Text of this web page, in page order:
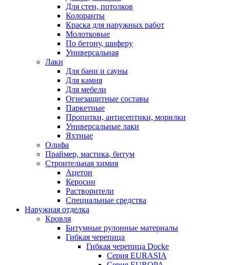
Для стен, потолков
Колоранты
Краска для наружных работ
Молотковые
По бетону, шиферу
Универсальная
Лаки
Для бани и сауны
Для камня
Для мебели
Огнезащитные составы
Паркетные
Пропитки, антисептики, морилки
Универсальные лаки
Яхтные
Олифа
Праймер, мастика, битум
Строительная химия
Ацетон
Керосин
Растворители
Специальные средства
Наружная отделка
Кровля
Битумные рулонные материалы
Гибкая черепица
Гибкая черепица Docke
Серия EURASIA